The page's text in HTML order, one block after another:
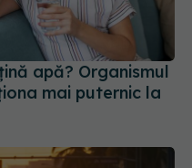
apă? Organismul
mai puternic la